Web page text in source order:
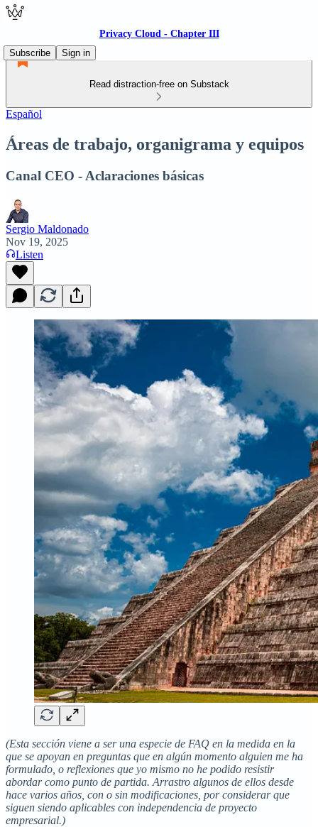
Privacy Cloud - Chapter III
Subscribe
Sign in
Read distraction-free on Substack
Español
Áreas de trabajo, organigrama y equipos
Canal CEO - Aclaraciones básicas
Sergio Maldonado
Nov 19, 2025
Listen
(Esta sección viene a ser una especie de FAQ en la medida en la
que se apoyan en preguntas que en algún momento alguien me ha
formulado, o reflexiones que yo mismo no he podido resistir
abordar como punto de partida. Arrastro algunos de ellos desde
hace varios años, con o sin modificaciones, por considerar que
siguen siendo aplicables con independencia de proyecto
empresarial.)